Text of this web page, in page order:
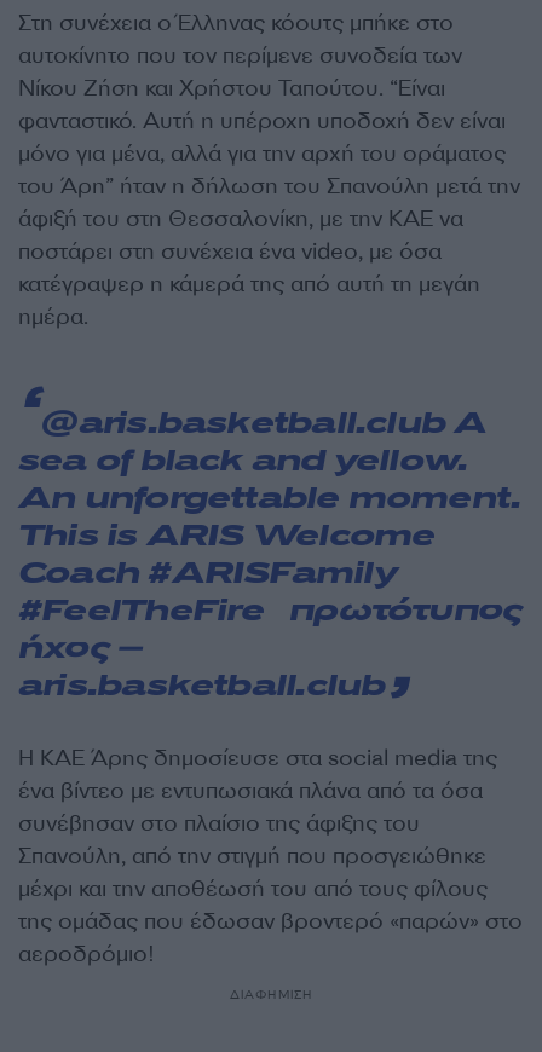
Στη συνέχεια ο Έλληνας κόουτς μπήκε στο
αυτοκίνητο που τον περίμενε συνοδεία των
Νίκου Ζήση και Χρήστου Ταπούτου. “Είναι
φανταστικό. Αυτή η υπέροχη υποδοχή δεν είναι
μόνο για μένα, αλλά για την αρχή του οράματος
του Άρη” ήταν η δήλωση του Σπανούλη μετά την
άφιξή του στη Θεσσαλονίκη, με την ΚΑΕ να
ποστάρει στη συνέχεια ένα video, με όσα
κατέγραψερ η κάμερά της από αυτή τη μεγάη
ημέρα.
@aris.basketball.clubA
sea of black and yellow.
An unforgettable moment.
This is ARIS Welcome
Coach #ARISFamily
#FeelTheFire
πρωτότυπος
ήχος –
aris.basketball.club
Η ΚΑΕ Άρης δημοσίευσε στα social media της
ένα βίντεο με εντυπωσιακά πλάνα από τα όσα
συνέβησαν στο πλαίσιο της άφιξης του
Σπανούλη, από την στιγμή που προσγειώθηκε
μέχρι και την αποθέωσή του από τους φίλους
της ομάδας που έδωσαν βροντερό «παρών» στο
αεροδρόμιο!
ΔΙΑΦΗΜΙΣΗ